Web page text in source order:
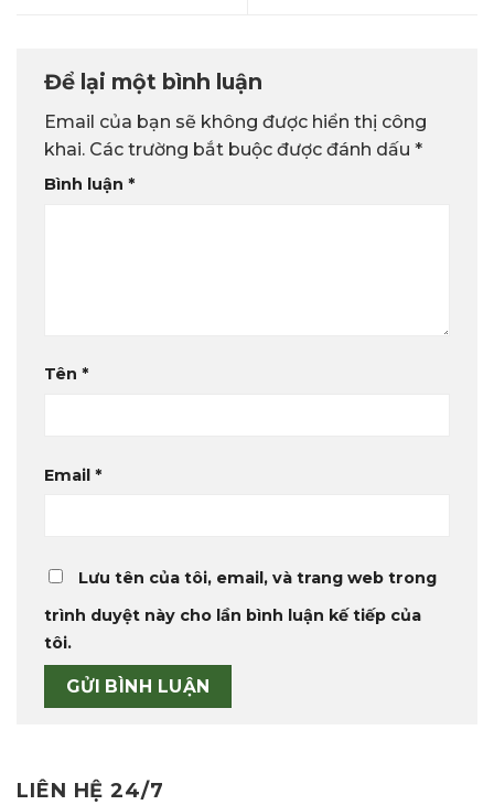
LIÊN HỆ 24/7
Để lại một bình luận
Email của bạn sẽ không được hiển thị công
khai. Các trường bắt buộc được đánh dấu *
Bình luận *
Tên *
Email *
Lưu tên của tôi, email, và trang web trong
trình duyệt này cho lần bình luận kế tiếp của
tôi.